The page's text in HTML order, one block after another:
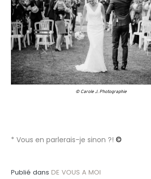
© Carole J. Photographie
* Vous en parlerais-je sinon ?!©
Publié dansDE VOUS A MOI